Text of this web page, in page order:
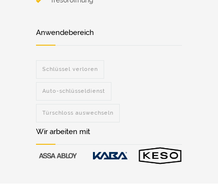
Anwendebereich
Schlüssel verloren
Auto-schlüsseldienst
Türschloss auswechseln
Wir arbeiten mit